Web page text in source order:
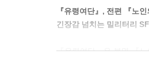
『유령여단』, 전편 『노
긴장감 넘치는 밀리터리
『유령여단』은 분명 『